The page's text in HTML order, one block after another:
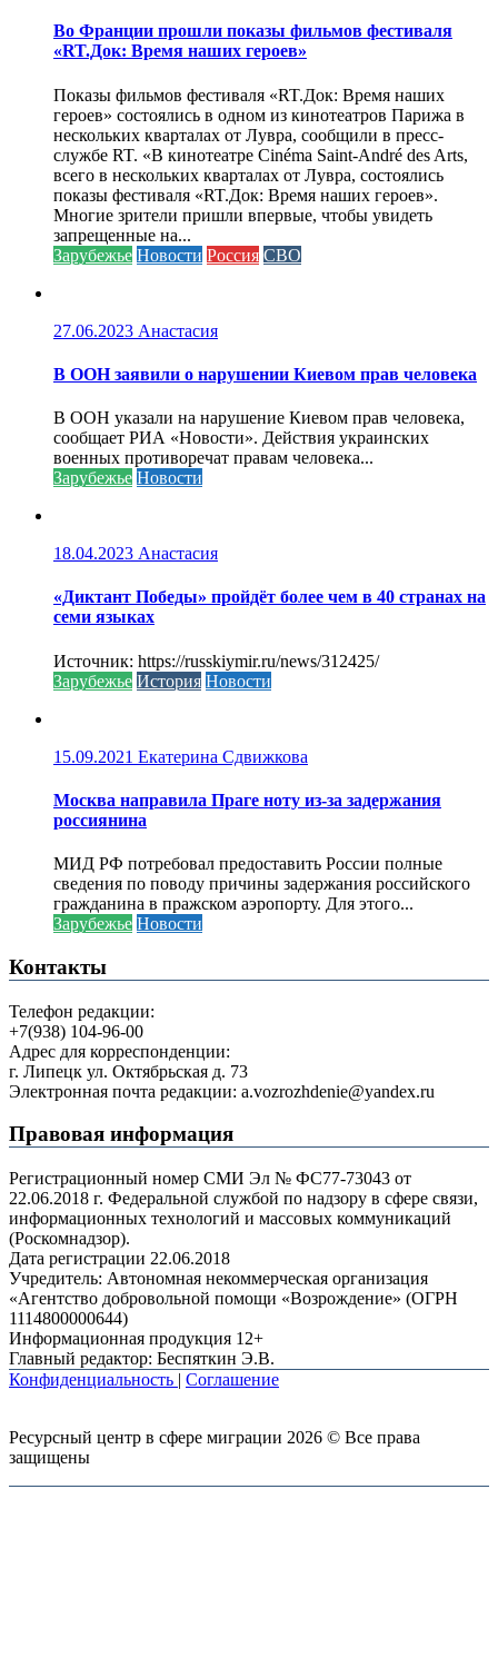
Во Франции прошли показы фильмов фестиваля
«RT.Док: Время наших героев»
Показы фильмов фестиваля «RT.Док: Время наших
героев» состоялись в одном из кинотеатров Парижа в
нескольких кварталах от Лувра, сообщили в пресс-
службе RT. «В кинотеатре Cinéma Saint-André des Arts,
всего в нескольких кварталах от Лувра, состоялись
показы фестиваля «RT.Док: Время наших героев».
Многие зрители пришли впервые, чтобы увидеть
запрещенные на...
Зарубежье Новости Россия СВО
27.06.2023 Анастасия
В ООН заявили о нарушении Киевом прав человека
В ООН указали на нарушение Киевом прав человека,
сообщает РИА «Новости». Действия украинских
военных противоречат правам человека...
Зарубежье Новости
18.04.2023 Анастасия
«Диктант Победы» пройдёт более чем в 40 странах на
семи языках
Источник: https://russkiymir.ru/news/312425/
Зарубежье История Новости
15.09.2021 Екатерина Сдвижкова
Москва направила Праге ноту из-за задержания
россиянина
МИД РФ потребовал предоставить России полные
сведения по поводу причины задержания российского
гражданина в пражском аэропорту. Для этого...
Зарубежье Новости
Контакты
Телефон редакции:
+7(938) 104-96-00
Адрес для корреспонденции:
г. Липецк ул. Октябрьская д. 73
Электронная почта редакции: a.vozrozhdenie@yandex.ru
Правовая информация
Регистрационный номер СМИ Эл № ФС77-73043 от
22.06.2018 г. Федеральной службой по надзору в сфере связи,
информационных технологий и массовых коммуникаций
(Роскомнадзор).
Дата регистрации 22.06.2018
Учредитель: Автономная некоммерческая организация
«Агентство добровольной помощи «Возрождение» (ОГРН
1114800000644)
Информационная продукция 12+
Главный редактор: Беспяткин Э.В.
Конфиденциальность | Соглашение
Ресурсный центр в сфере миграции 2026 © Все права
защищены